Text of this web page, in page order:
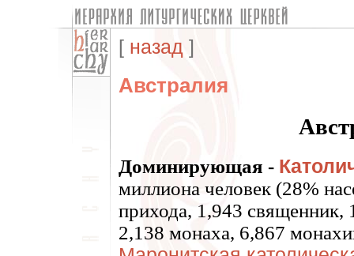
[ назад ]
Австралия
Доминирующая -
миллиона человек (28%
прихода, 1,943 священник,
2,138 монаха, 6,867